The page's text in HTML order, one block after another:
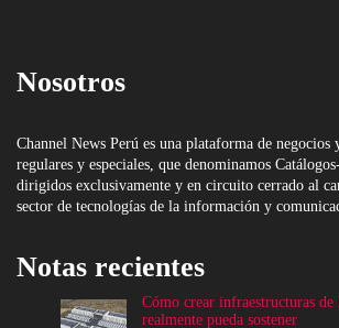
Nosotros
Channel News Perú es una plataforma de negocios
regulares y especiales, que denominamos
dirigidos exclusivamente y en circuito cerrado al
sector de tecnologías de la información y
Notas recientes
Cómo crear infraestructuras
realmente pueda sostener